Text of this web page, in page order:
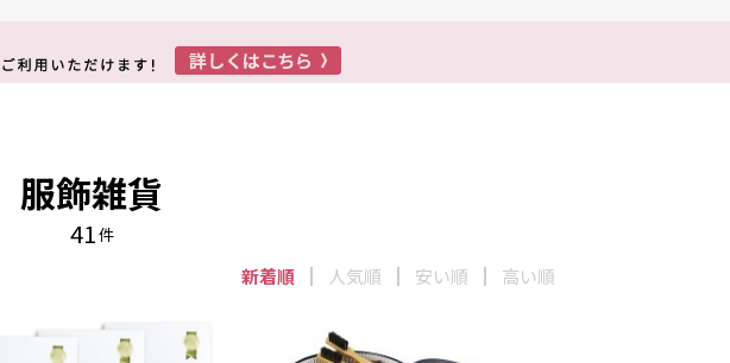
服飾雑貨
41件
新着順 人気順 安い順 高い順